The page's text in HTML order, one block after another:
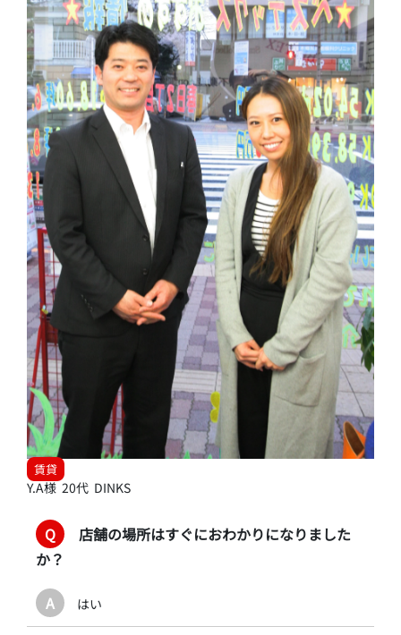
賃貸
Y.A様 20代 DINKS
Q
店舗の場所はすぐにおわかりになりました
か？
A はい